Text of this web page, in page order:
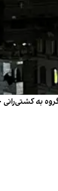
به کشتی‌رانی